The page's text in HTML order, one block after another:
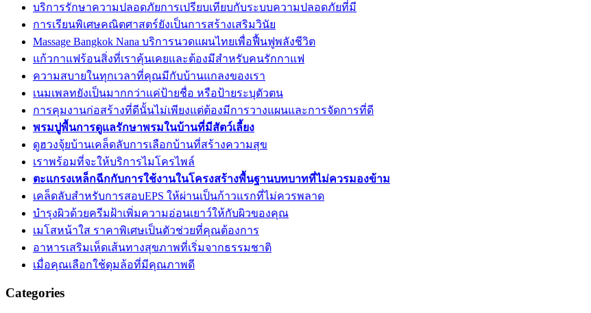
บริการรักษาความปลอดภัยการเปรียบเทียบกับระบบความปลอดภัยที่มี
การเรียนพิเศษคณิตศาสตร์ยังเป็นการสร้างเสริมวินัย
Massage Bangkok Nana บริการนวดแผนไทยเพื่อฟื้นฟูพลังชีวิต
แก้วกาแฟร้อนสิ่งที่เราคุ้นเคยและต้องมีสำหรับคนรักกาแฟ
ความสบายในทุกเวลาที่คุณมีกับบ้านแกลงของเรา
เนมเพลทยังเป็นมากกว่าแค่ป้ายชื่อ หรือป้ายระบุตัวตน
การคุมงานก่อสร้างที่ดีนั้นไม่เพียงแต่ต้องมีการวางแผนและการจัดการที่ดี
พรมปูพื้นการดูแลรักษาพรมในบ้านที่มีสัตว์เลี้ยง
ดูฮวงจุ้ยบ้านเคล็ดลับการเลือกบ้านที่สร้างความสุข
เราพร้อมที่จะให้บริการไมโครไพล์
ตะแกรงเหล็กฉีกกับการใช้งานในโครงสร้างพื้นฐานบทบาทที่ไม่ควรมองข้าม
เคล็ดลับสำหรับการสอบEPS ให้ผ่านเป็นก้าวแรกที่ไม่ควรพลาด
บำรุงผิวด้วยครีมฝ้าเพิ่มความอ่อนเยาว์ให้กับผิวของคุณ
เมโสหน้าใส ราคาพิเศษเป็นตัวช่วยที่คุณต้องการ
อาหารเสริมเห็ดเส้นทางสุขภาพที่เริ่มจากธรรมชาติ
เมื่อคุณเลือกใช้ดุมล้อที่มีคุณภาพดี
Categories